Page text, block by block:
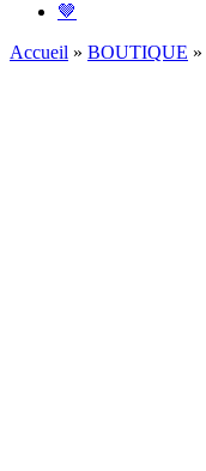
🤎
Accueil » BOUTIQUE »